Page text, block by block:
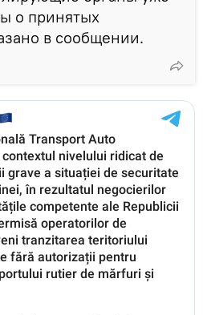
о принятых
в сообщении.